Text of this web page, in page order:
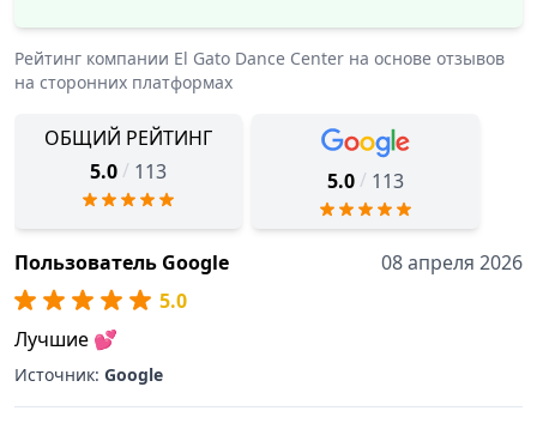
Рейтинг компании El Gato Dance Center на основе отзывов
на сторонних платформах
ОБЩИЙ РЕЙТИНГ
5.0 / 113 5.0 / 113
Пользователь Google
08 апреля 2026
5.0
Лучшие 💕
Источник: Google